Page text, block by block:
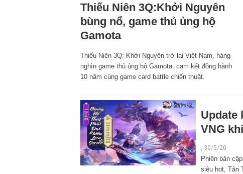
Thiếu Niên 3Q:Khởi Nguyên
bùng nổ, game thủ ủng hộ
Gamota
Thiếu Niên 3Q: Khởi Nguyên trở lại Việt Nam, hàng
nghìn game thủ ủng hộ Gamota, cam kết đồng hành
10 năm cùng game card battle chiến thuật.
Update
VNG
, 30/5/20
Phiên bản
siêu hot, Tân